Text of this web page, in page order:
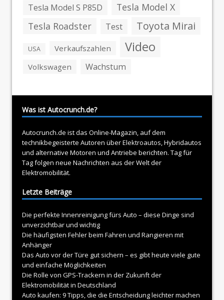
Tesla Model S P85D
Tesla Model X
Tesla Roadster
Test Toyota Mirai
USA Verkaufszahlen Video
Volkswagen Wachstum
Was ist Autocrunch.de?
Autocrunch.de ist das Online-Magazin, auf dem
technikbegeisterte Autoren überElektroautos, Hybridautos
und alternative Motoren und Antriebe berichten. Tag für
Tag folgen neue Nachrichten aus der Welt der
Elektromobilität.
Letzte Beiträge
Die perfekte Innenreinigung fürs Auto – diese Dinge sind
unverzichtbar und wichtig
Die häufigsten Fehler beim Fahren und Rangieren mit
Anhänger
Das Auto vor der Türe gut sichern – es gibt heute viele gute
und einfache Möglichkeiten
Die Rolle von GPS-Trackern in der Zukunft der
Elektromobilität in Deutschland
Auto kaufen: 9 Tipps, die die Entscheidung leichter machen